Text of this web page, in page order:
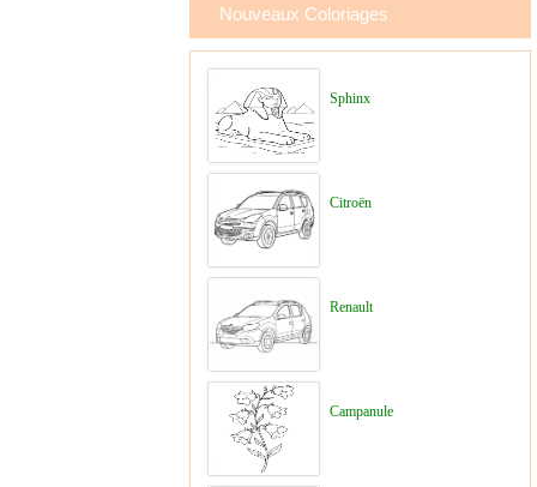
Nouveaux Coloriages
Sphinx
Citroën
Renault
Campanule